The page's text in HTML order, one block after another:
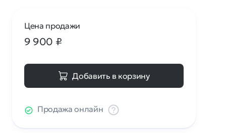
Цена продажи
9 900 ₽
Добавить в корзину
Продажа онлайн